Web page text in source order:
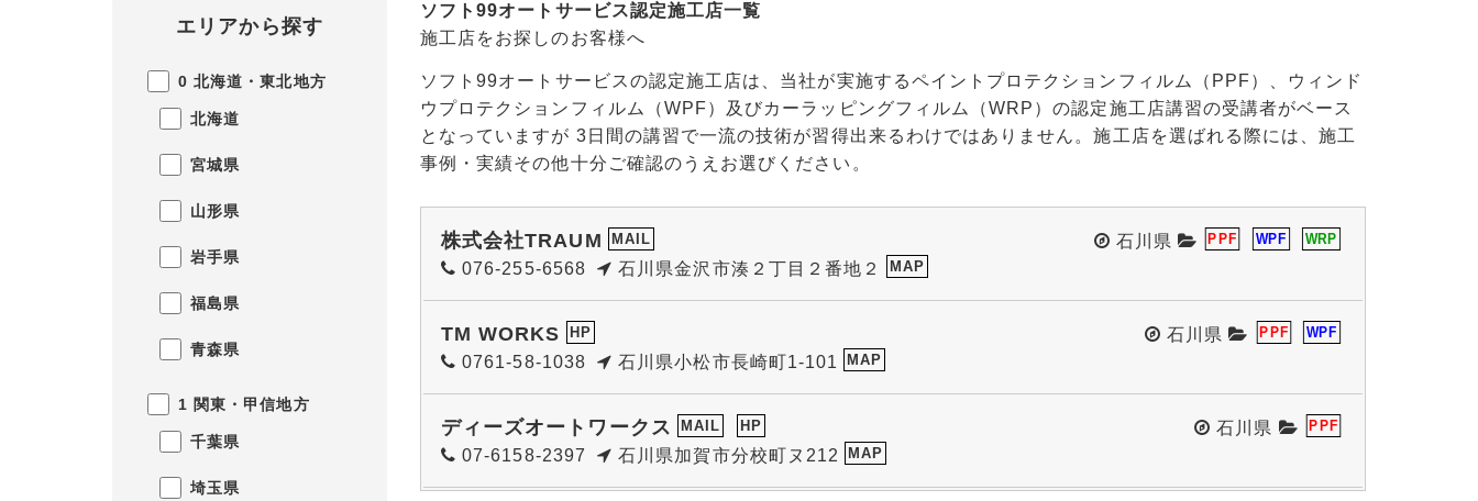
エリアから探す
0 北海道・東北地方
北海道
宮城県
山形県
岩手県
福島県
青森県
1 関東・甲信地方
千葉県
埼玉県
ソフト99オートサービス認定施工店一覧
施工店をお探しのお客様へ
ソフト99オートサービスの認定施工店は、当社が実施するペイントプロテクションフィルム（PPF）、ウィンド
ウプロテクションフィルム（WPF）及びカーラッピングフィルム（WRP）の認定施工店講習の受講者がベース
となっていますが 3日間の講習で一流の技術が習得出来るわけではありません。施工店を選ばれる際には、施工
事例・実績その他十分ご確認のうえお選びください。
石川県 PPF WPF WRP
株式会社TRAUM MAIL
076-255-6568 石川県金沢市湊２丁目２番地２ MAP
石川県 PPF WPF
TM WORKS HP
0761-58-1038 石川県小松市長崎町1-101 MAP
石川県 PPF
ディーズオートワークス MAIL HP
07-6158-2397 石川県加賀市分校町ヌ212 MAP